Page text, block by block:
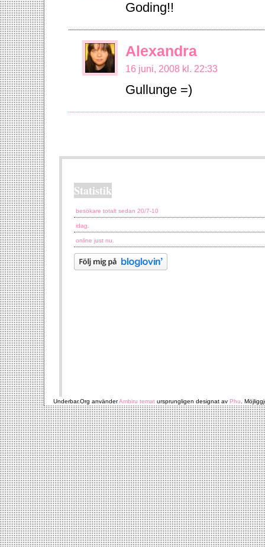
Goding!!
Alexandra
16 juni, 2008 kl. 22:33
Gullunge =)
Statistik
besökare totalt sedan 20/7-10
idag.
online just nu.
Underbar.Org använderAmbiru temat ursprungligen designat av Phu .